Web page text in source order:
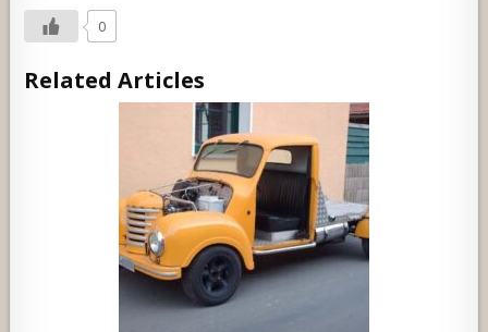
0
Related Articles